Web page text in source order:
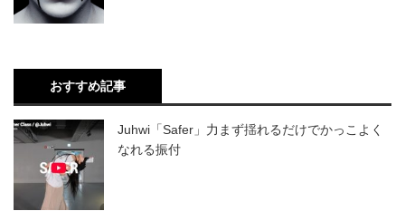
おすすめ記事
Juhwi「Safer」力まず揺れるだけでかっこよく
なれる振付